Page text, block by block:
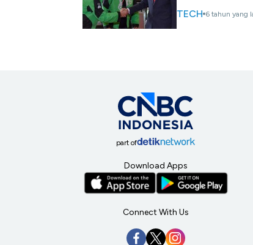
TECH 6 tahun yang
part of
Download Apps
Connect With Us